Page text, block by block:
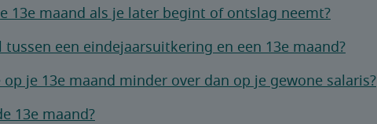
13e maand als je later begint of ontslag neemt?
tussen een eindejaarsuitkering en een 13e maand?
je 13e maand minder over dan op je gewone salaris?
13e maand?